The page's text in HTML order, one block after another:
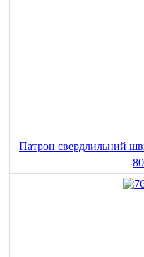
Патрон свердлильний